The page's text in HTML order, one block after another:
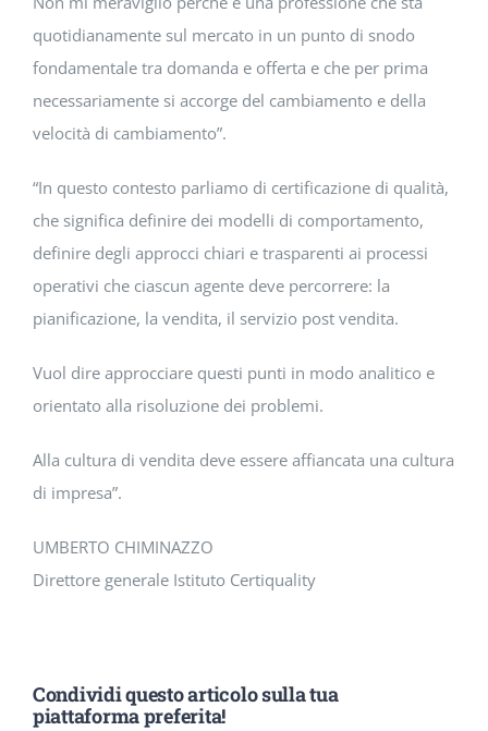
quotidianamente sul mercato in un punto di snodo
fondamentale tra domanda e offerta e che per prima
necessariamente si accorge del cambiamento e della
velocità di cambiamento”.
“In questo contesto parliamo di certificazione di qualità,
che significa definire dei modelli di comportamento,
definire degli approcci chiari e trasparenti ai processi
operativi che ciascun agente deve percorrere: la
pianificazione, la vendita, il servizio post vendita.
Vuol dire approcciare questi punti in modo analitico e
orientato alla risoluzione dei problemi.
Alla cultura di vendita deve essere affiancata una cultura
di impresa”.
UMBERTO CHIMINAZZO
Direttore generale Istituto Certiquality
Condividi questo articolo sulla tua
piattaforma preferita!